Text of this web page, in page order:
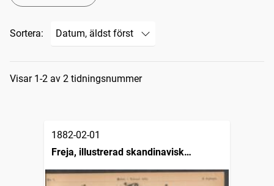
Sortera:
Sökresultat
Visar 1-2 av 2 tidningsnummer
1882-02-01
Freja, illustrerad skandinavisk
modetidning